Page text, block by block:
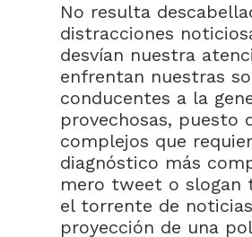
No resulta
distracciones
desvían nuestra
enfrentan nuestras
conducentes a la
provechosas,
complejos que
diagnóstico más
mero tweet o slogan
el torrente de
proyección de una